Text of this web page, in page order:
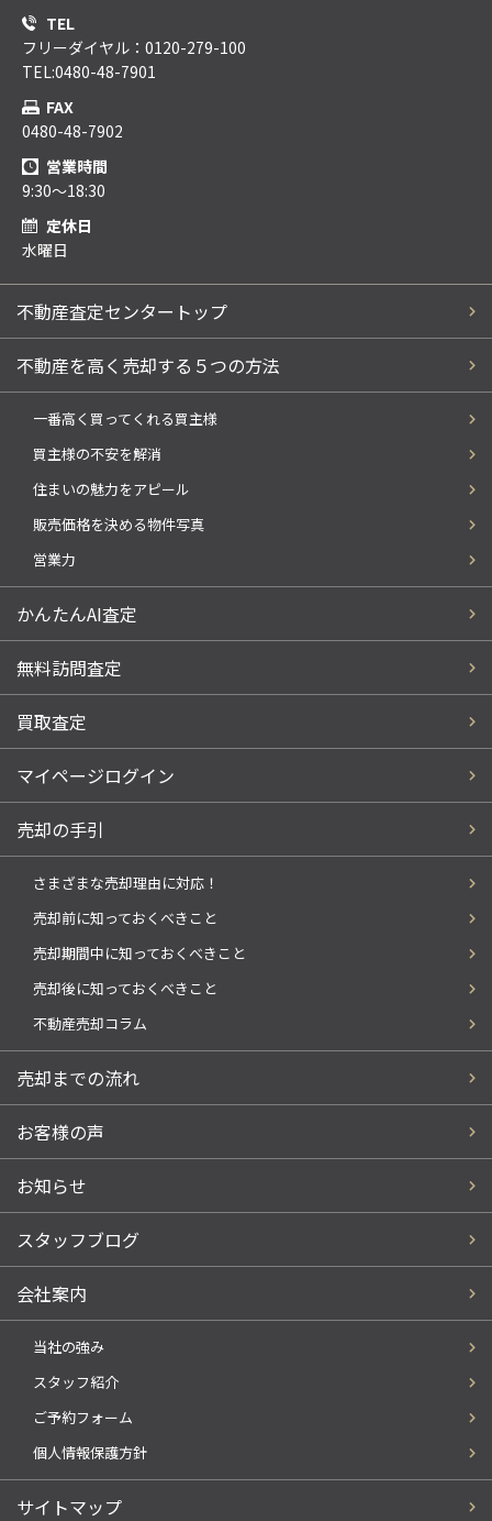
TEL
フリーダイヤル：0120-279-100
TEL:0480-48-7901
FAX
0480-48-7902
営業時間
9:30～18:30
定休日
水曜日
不動産査定センタートップ
不動産を高く売却する５つの方法
一番高く買ってくれる買主様
買主様の不安を解消
住まいの魅力をアピール
販売価格を決める物件写真
営業力
かんたんAI査定
無料訪問査定
買取査定
マイページログイン
売却の手引
さまざまな売却理由に対応！
売却前に知っておくべきこと
売却期間中に知っておくべきこと
売却後に知っておくべきこと
不動産売却コラム
売却までの流れ
お客様の声
お知らせ
スタッフブログ
会社案内
当社の強み
スタッフ紹介
ご予約フォーム
個人情報保護方針
サイトマップ